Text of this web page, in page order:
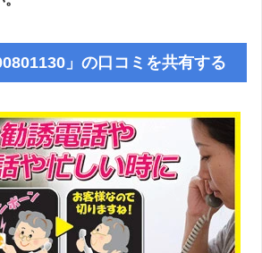
」の口コミを共有する